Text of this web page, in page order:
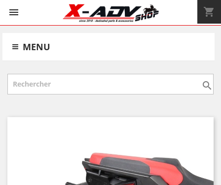
 shopping_cart
MENU
